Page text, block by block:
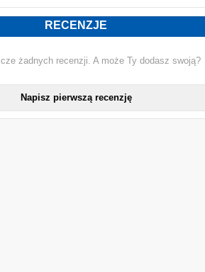
RECENZJE
żadnych recenzji. A może Ty dodasz swoją?
Napisz pierwszą recenzję